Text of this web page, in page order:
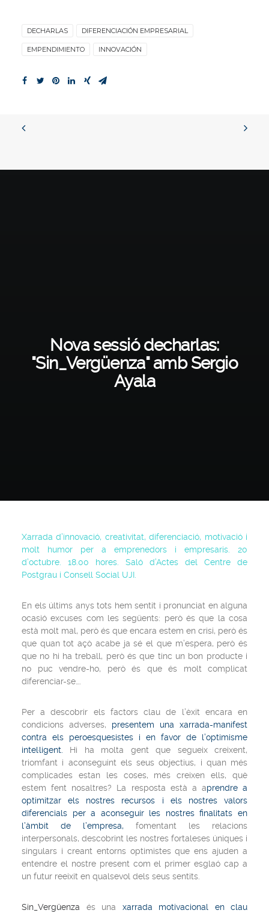
DECHARLAS DIFERENCIACIÓN EMPRESARIAL
EMPENDIMIENTO INNOVACIÓN
Nova sessió decharlas:
"Sin_Vergüenza" amb Sergio
Ayala
Xarrada d’innovació, creativitat, diferenciació, motivació i
molt humor per a emprenedors i empresaris. 20
d’octubre. 18.00 hores. Saló d’Actes del Centre de
Postgrau i Consell Social UJI.
En els últims anys tots hem sentit i pronunciat en alguna
ocasió excuses com les següents: però és que la cosa
està molt mal, però és que encara estem en crisi, però és
que quan tot açò acabe ja sé el que m’espera, però és
que no hi ha treball, però és que tinc un bon producte i
no puc vendre-ho, però és que és molt complicat
diferenciar-se….
Per a descobrir els factors clau de l’èxit encara en
condicions adverses, presentem una xarrada-manifest
contra els peroesquesistes i en favor de l’optimisme
intel·ligent.
Hi ha molta gent que segueix creixent,
triomfant i aconseguint els seus objectius, i quan més
complicades estan les coses, més creixen ells, què
estem fent nosaltres? La resposta està a aprendre a
optimitzar els nostres recursos i els nostres valors
diferencials per a aconseguir les nostres finalitats en
l’àmbit de l’empresa, fomentant les relacions
interpersonals, descobrint les nostres fortaleses úniques i
singulars i creant entorns optimistes que ens ajuden a
entendre el nostre present com el primer esglaó cap a
un futur reeixit en qualsevol dels seus sentits.
Sin_Vergüenza és una xarrada motivacional en clau